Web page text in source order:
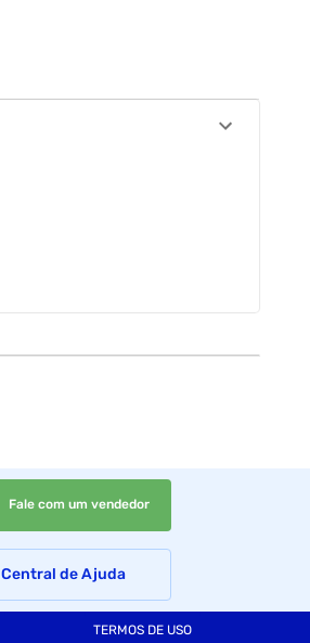
Fale com um vendedor
Central de Ajuda
TERMOS DE USO